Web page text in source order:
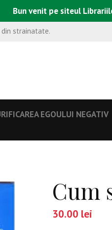
Bun venit pe siteul
din strainatate.
EGOULUI NEGATIV
Cum
30.00 lei